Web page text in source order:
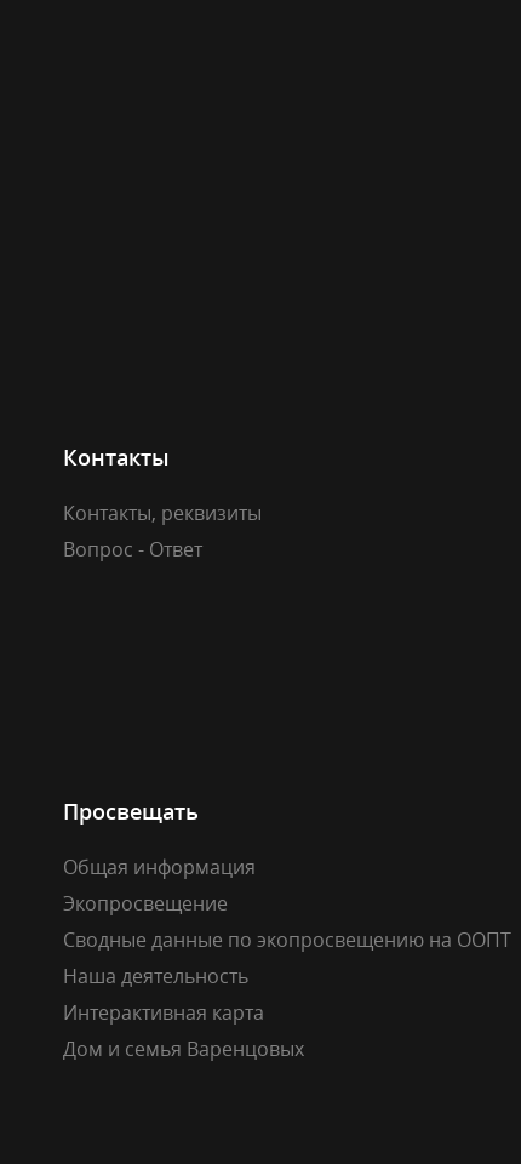
Контакты
Контакты, реквизиты
Вопрос - Ответ
Просвещать
Общая информация
Экопросвещение
Сводные данные по экопросвещению на ООПТ
Наша деятельность
Интерактивная карта
Дом и семья Варенцовых